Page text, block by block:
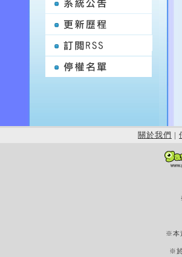
關於我們 |
※本
※